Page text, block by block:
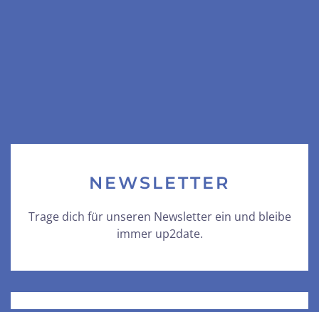
NEWSLETTER
Trage dich für unseren Newsletter ein und bleibe
immer up2date.